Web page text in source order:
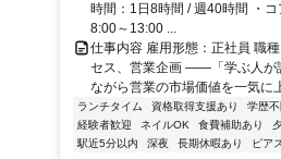
時間：1日8時間 / 週40時間 ・
8:00～13:00 ...
仕事内容 雇用形態：正社員 職
セス、営業企画 ――「学ぶ人が
ながら営業の市場価値を一気に
ランチタイム 資格取得支援あり 学歴不
経験者歓迎
ネイルOK 食費補助あり
駅近5分以内
深夜 長期休暇あり ピア